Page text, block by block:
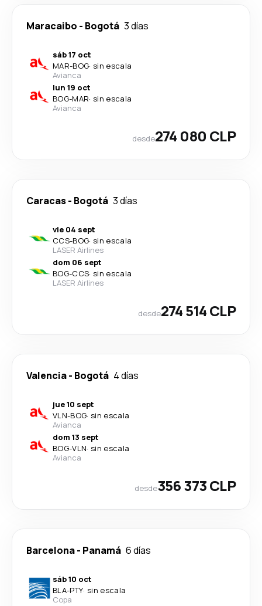
Maracaibo - Bogotá 3 días
sáb 17 oct
MAR-BOG· sin escala
Avianca
lun 19 oct
BOG-MAR· sin escala
Avianca
desde274 080 CLP
Caracas- Bogotá 3 días
vie 04 sept
CCS-BOG· sin escala
LASER Airlines
dom 06 sept
BOG-CCS· sin escala
LASER Airlines
desde274 514 CLP
Valencia- Bogotá 4 días
jue 10 sept
VLN-BOG· sin escala
Avianca
dom 13 sept
BOG-VLN· sin escala
Avianca
desde356 373 CLP
Barcelona- Panamá 6 días
sáb 10 oct
BLA-PTY· sin escala
Copa